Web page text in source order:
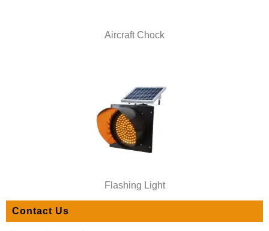
Aircraft Chock
Flashing Light
Contact Us